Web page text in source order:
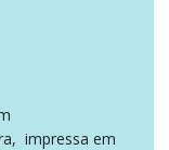
impressa em